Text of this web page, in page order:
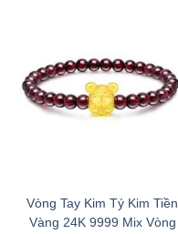
Vòng Tay Kim Tý Kim Tiền
Vàng 24K 9999 Mix Vòng